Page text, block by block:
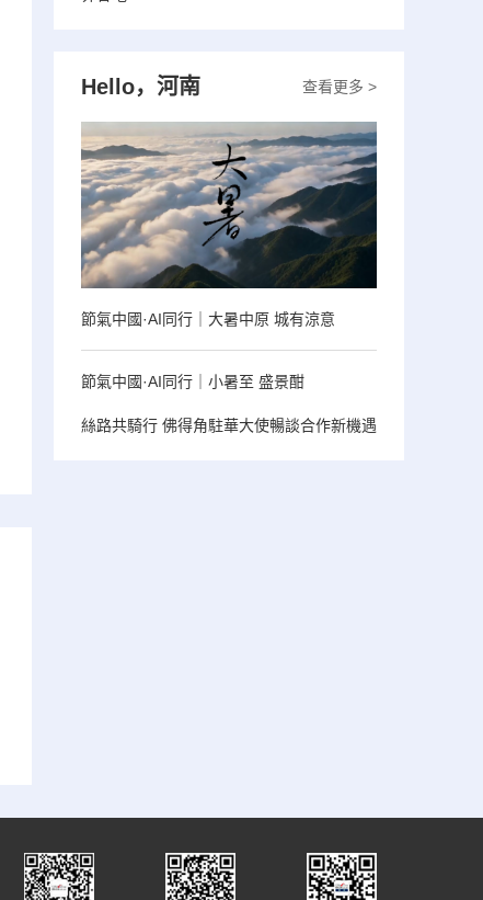
查看更多 >
Hello，河南
節氣中國·AI同行｜大暑中原 城有涼意
節氣中國·AI同行｜小暑至 盛景酣
絲路共騎行 佛得角駐華大使暢談合作新機遇